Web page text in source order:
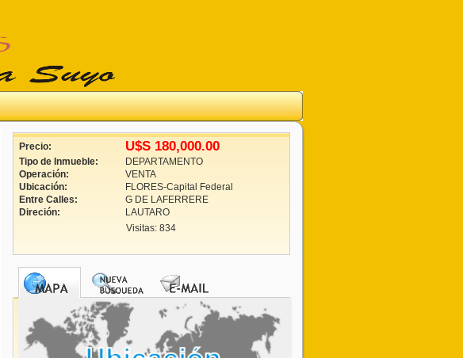
Precio: U$S 180,000.00
Tipo de Inmueble:
DEPARTAMENTO
Operación:
VENTA
Ubicación:
FLORES-Capital Federal
Entre Calles:
G DE LAFERRERE
Direción:
LAUTARO
Visitas: 834